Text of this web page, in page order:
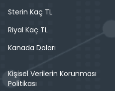
Sterin Kaç TL
Riyal Kaç TL
Kanada Doları
Kişisel Verilerin Korunması
Politikası